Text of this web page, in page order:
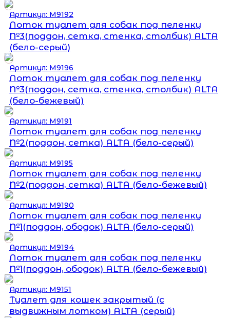
Артикул: М9192
Лоток туалет для собак под пеленку
№3(поддон, сетка, стенка, столбик) ALTA
(бело-серый)
Артикул: М9196
Лоток туалет для собак под пеленку
№3(поддон, сетка, стенка, столбик) ALTA
(бело-бежевый)
Артикул: М9191
Лоток туалет для собак под пеленку
№2(поддон, сетка) ALTA (бело-серый)
Артикул: М9195
Лоток туалет для собак под пеленку
№2(поддон, сетка) ALTA (бело-бежевый)
Артикул: М9190
Лоток туалет для собак под пеленку
№1(поддон, ободок) ALTA (бело-серый)
Артикул: М9194
Лоток туалет для собак под пеленку
№1(поддон, ободок) ALTA (бело-бежевый)
Артикул: М9151
Туалет для кошек закрытый (с
выдвижным лотком) ALTA (серый)